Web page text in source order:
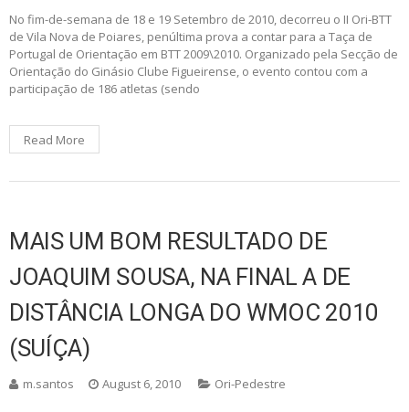
No fim-de-semana de 18 e 19 Setembro de 2010, decorreu o II Ori-BTT
de Vila Nova de Poiares, penúltima prova a contar para a Taça de
Portugal de Orientação em BTT 2009\2010. Organizado pela Secção de
Orientação do Ginásio Clube Figueirense, o evento contou com a
participação de 186 atletas (sendo
Read More
MAIS UM BOM RESULTADO DE
JOAQUIM SOUSA, NA FINAL A DE
DISTÂNCIA LONGA DO WMOC 2010
(SUÍÇA)
m.santos August 6, 2010 Ori-Pedestre